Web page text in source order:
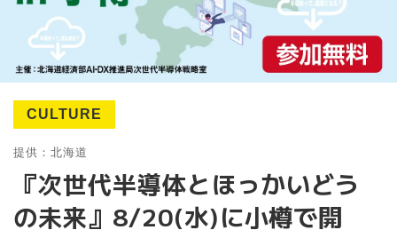
CULTURE
提供：北海道
『次世代半導体とほっかいどう
の未来』8/20(水)に小樽で開